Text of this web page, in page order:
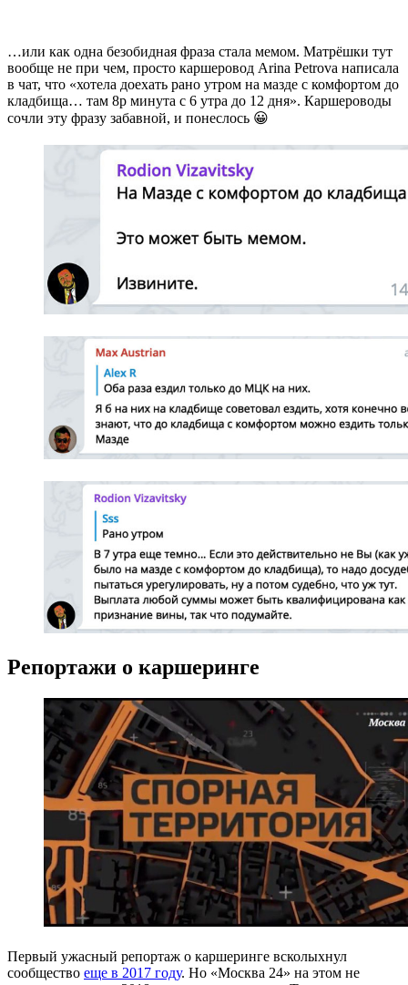
…или как одна безобидная фраза стала мемом. Матрёшки тут
вообще не при чем, просто каршеровод Arina Petrova написала
в чат, что «хотела доехать рано утром на мазде с комфортом до
кладбища… там 8р минута с 6 утра до 12 дня». Каршероводы
сочли эту фразу забавной, и понеслось 😀
Репортажи о каршеринге
Первый ужасный репортаж о каршеринге всколыхнул
сообщество еще в 2017 году. Но «Москва 24» на этом не